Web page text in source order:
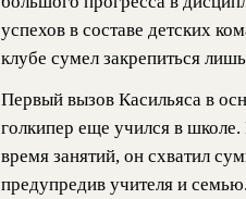
успехов в составе детских
клубе сумел закрепиться
Первый вызов Касильяса в
голкипер еще учился в
время занятий, он схватил
предупредив учителя и